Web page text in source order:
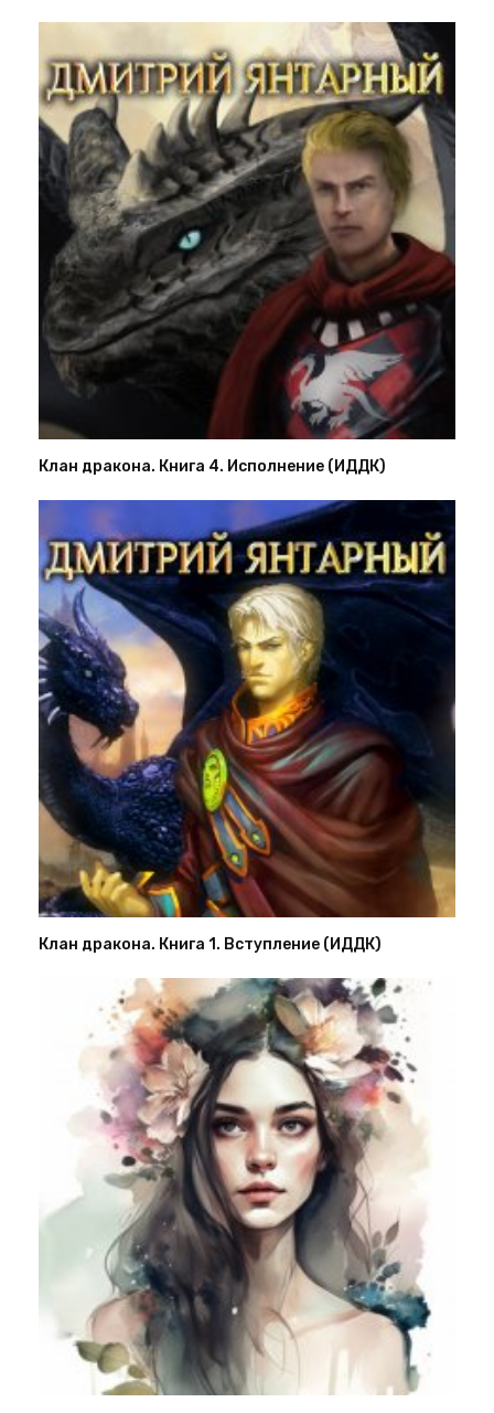
Клан дракона. Книга 4. Исполнение (ИДДК)
Клан дракона. Книга 1. Вступление (ИДДК)